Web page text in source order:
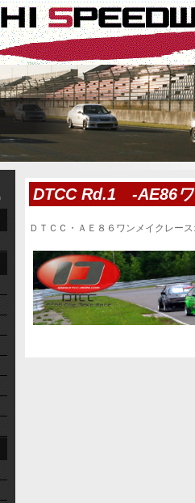
DTCC Rd.1 -AE86ワ
ＤＴＣＣ・ＡＥ８６ワンメイクレー